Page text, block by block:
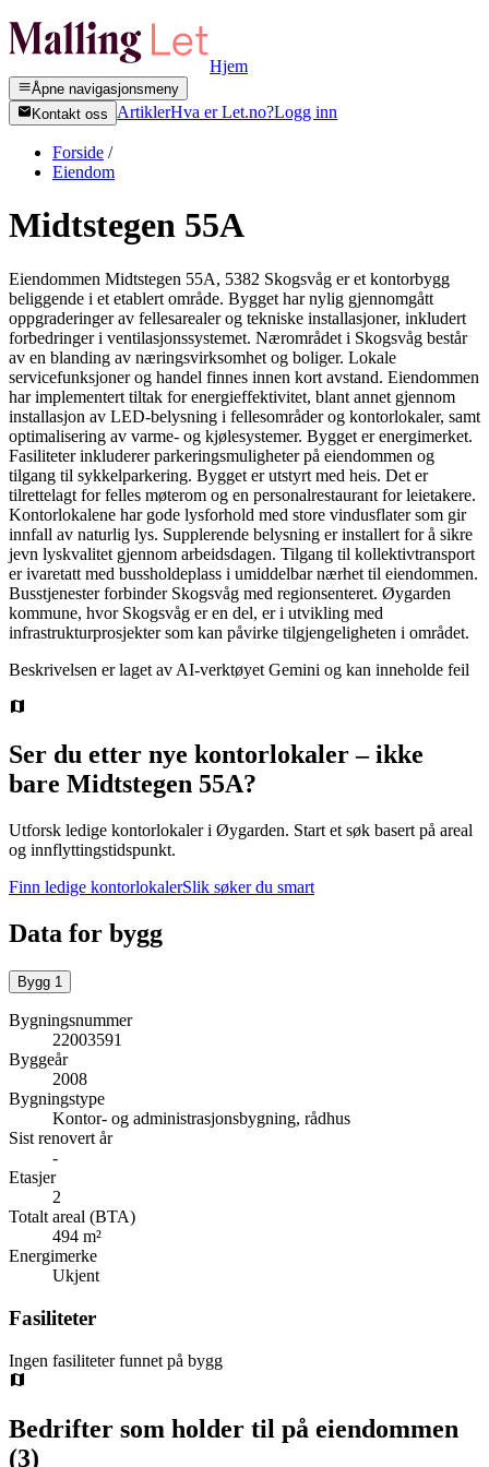
Hjem
Åpne navigasjonsmeny
Kontakt oss
ArtiklerHva er Let.no?Logg inn
Forside /
Eiendom
Midtstegen 55A
Eiendommen Midtstegen 55A, 5382 Skogsvåg er et kontorbygg
beliggende i et etablert område. Bygget har nylig gjennomgått
oppgraderinger av fellesarealer og tekniske installasjoner, inkludert
forbedringer i ventilasjonssystemet. Nærområdet i Skogsvåg består
av en blanding av næringsvirksomhet og boliger. Lokale
servicefunksjoner og handel finnes innen kort avstand. Eiendommen
har implementert tiltak for energieffektivitet, blant annet gjennom
installasjon av LED-belysning i fellesområder og kontorlokaler, samt
optimalisering av varme- og kjølesystemer. Bygget er energimerket.
Fasiliteter inkluderer parkeringsmuligheter på eiendommen og
tilgang til sykkelparkering. Bygget er utstyrt med heis. Det er
tilrettelagt for felles møterom og en personalrestaurant for leietakere.
Kontorlokalene har gode lysforhold med store vindusflater som gir
innfall av naturlig lys. Supplerende belysning er installert for å sikre
jevn lyskvalitet gjennom arbeidsdagen. Tilgang til kollektivtransport
er ivaretatt med bussholdeplass i umiddelbar nærhet til eiendommen.
Busstjenester forbinder Skogsvåg med regionsenteret. Øygarden
kommune, hvor Skogsvåg er en del, er i utvikling med
infrastrukturprosjekter som kan påvirke tilgjengeligheten i området.
Beskrivelsen er laget av AI-verktøyet Gemini og kan inneholde feil
Ser du etter nye kontorlokaler – ikke
bare Midtstegen 55A?
Utforsk ledige kontorlokaler i Øygarden. Start et søk basert på areal
og innflyttingstidspunkt.
Finn ledige kontorlokalerSlik søker du smart
Data for bygg
Bygg 1
Bygningsnummer
22003591
Byggeår
2008
Bygningstype
Kontor- og administrasjonsbygning, rådhus
Sist renovert år
-
Etasjer
2
Totalt areal (BTA)
494 m²
Energimerke
Ukjent
Fasiliteter
Ingen fasiliteter funnet på bygg
Bedrifter som holder til på eiendommen
(3)